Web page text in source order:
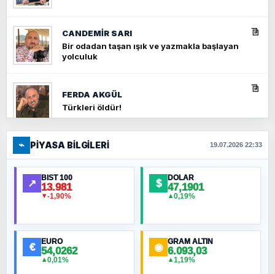
CANDEMIR SARI
Bir odadan taşan ışık ve yazmakla başlayan
yolculuk
FERDA AKGÜL
Türkleri öldür!
FERHAT BÜYÜKKALKAN
Ankara Zirvesi: NATO Toplantısı mı, Yeni
Ortadoğu Haritasının Provası mı?
MURAT ÖZKAN
⌁ PIYASA BILGILERI 19.07.2026 22:33
↗ BIST 100
13.981
▼-1,90%
$ DOLAR
47,1901
▲0,19%
€ EURO
54,0262
▲0,01%
◉ GRAM ALTIN
6.093,03
▲1,19%